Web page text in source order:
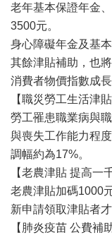
老年基本保證年金
3500元。
身心障礙年金及基
其餘津貼補助，也
消費者物價指數成長
【職災勞工生活津
勞工罹患職業病與
與喪失工作能力程
調幅約為17%。
【老農津貼 提高一
老農津貼加碼1000
新申請領取津貼者
【肺炎疫苗 公費補